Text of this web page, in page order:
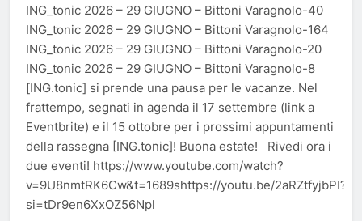
ING_tonic 2026 – 29 GIUGNO – Bittoni Varagnolo-40
ING_tonic 2026 – 29 GIUGNO – Bittoni Varagnolo-164
ING_tonic 2026 – 29 GIUGNO – Bittoni Varagnolo-20
ING_tonic 2026 – 29 GIUGNO – Bittoni Varagnolo-8
[ING.tonic] si prende una pausa per le vacanze. Nel
frattempo, segnati in agenda il 17 settembre (link a
Eventbrite) e il 15 ottobre per i prossimi appuntamenti
della rassegna [ING.tonic]! Buona estate! Rivedi ora i
due eventi! https://www.youtube.com/watch?
v=9U8nmtRK6Cw&t=1689shttps://youtu.be/2aRZtfyjbPI?
si=tDr9en6XxOZ56Npl